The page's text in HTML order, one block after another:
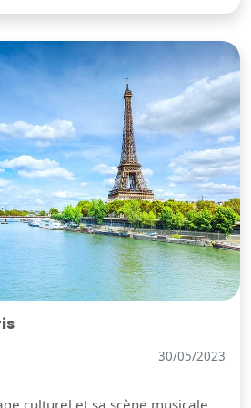
30/05/2023
culturel et sa scène musicale